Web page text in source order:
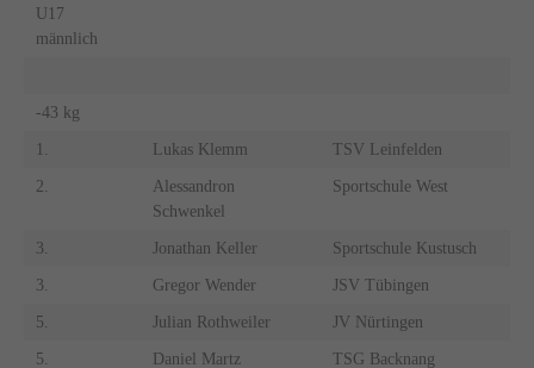
U17
männlich
-43 kg
1. Lukas Klemm TSV Leinfelden
2.
Alessandron
Schwenkel
Sportschule West
3. Jonathan Keller Sportschule Kustusch
3. Gregor Wender JSV Tübingen
5. Julian Rothweiler JV Nürtingen
5. Daniel Martz TSG Backnang